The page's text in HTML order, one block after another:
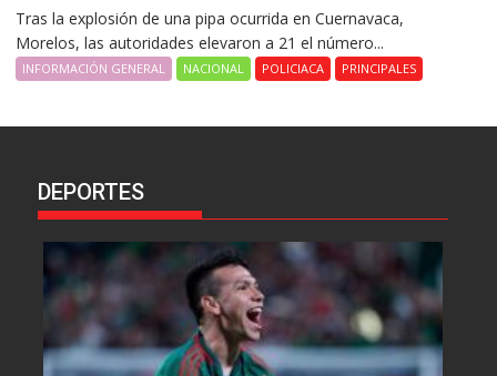
Tras la explosión de una pipa ocurrida en Cuernavaca,
Morelos, las autoridades elevaron a 21 el número...
INFORMACIÓN GENERAL NACIONAL POLICIACA PRINCIPALES
DEPORTES